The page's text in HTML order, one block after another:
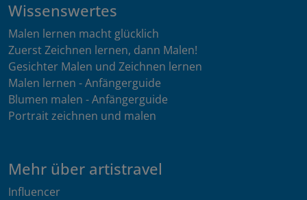
Wissenswertes
Malen lernen macht glücklich
Zuerst Zeichnen lernen, dann Malen!
Gesichter Malen und Zeichnen lernen
Malen lernen - Anfängerguide
Blumen malen - Anfängerguide
Portrait zeichnen und malen
Mehr über artistravel
Influencer